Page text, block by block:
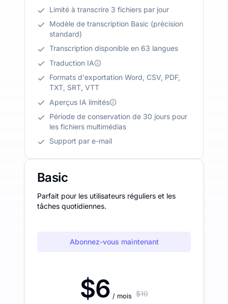
Limité à transcrire 3 fichiers par jour
Modèle de transcription Basic (précision
standard)
Transcription disponible en 63 langues
Traduction IA
Formats d'exportation Word, CSV, PDF,
TXT, SRT, VTT
Aperçus IA limités
Période de conservation de 30 jours pour
les fichiers multimédias
Support par e-mail
Basic
Parfait pour les utilisateurs réguliers et les
tâches quotidiennes.
Abonnez-vous maintenant
$6 / mois $10